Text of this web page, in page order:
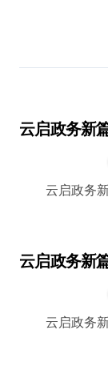
云启政务新
云启政
云启政务新
云启政